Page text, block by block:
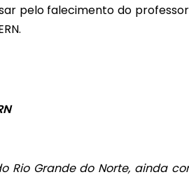
pelo falecimento do
Rio Grande do Norte, ainda